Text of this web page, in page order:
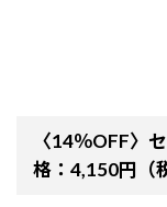
〈14％OFF〉
格：4,150円（